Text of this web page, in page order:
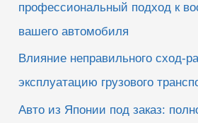
профессиональный подход к
вашего автомобиля
Влияние неправильного сход-
эксплуатацию грузового
Авто из Японии под заказ: